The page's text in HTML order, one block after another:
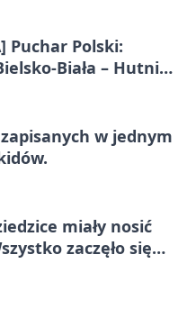
Puchar Polski:
Biała – Hutnik
w jednym
miały nosić
zaczęło się